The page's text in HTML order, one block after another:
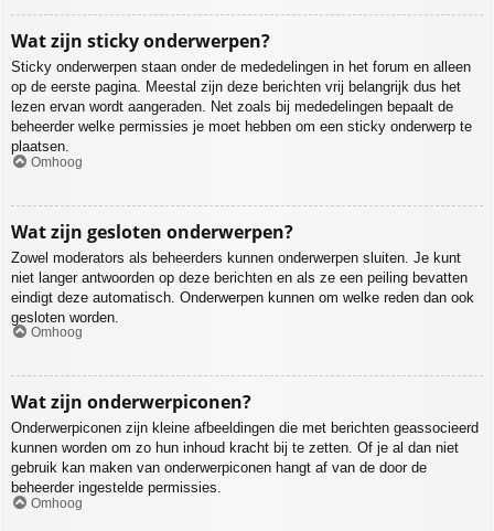
Wat zijn sticky onderwerpen?
Sticky onderwerpen staan onder de mededelingen in het forum en alleen
op de eerste pagina. Meestal zijn deze berichten vrij belangrijk dus het
lezen ervan wordt aangeraden. Net zoals bij mededelingen bepaalt de
beheerder welke permissies je moet hebben om een sticky onderwerp te
plaatsen.
Omhoog
Wat zijn gesloten onderwerpen?
Zowel moderators als beheerders kunnen onderwerpen sluiten. Je kunt
niet langer antwoorden op deze berichten en als ze een peiling bevatten
eindigt deze automatisch. Onderwerpen kunnen om welke reden dan ook
gesloten worden.
Omhoog
Wat zijn onderwerpiconen?
Onderwerpiconen zijn kleine afbeeldingen die met berichten geassocieerd
kunnen worden om zo hun inhoud kracht bij te zetten. Of je al dan niet
gebruik kan maken van onderwerpiconen hangt af van de door de
beheerder ingestelde permissies.
Omhoog